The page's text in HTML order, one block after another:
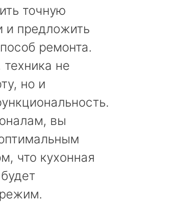
точную
и предложить
ремонта.
не
но и
вы
что кухонная